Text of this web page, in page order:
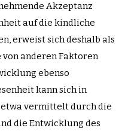
Akzeptanz
auf die kindliche
erweist sich deshalb als
anderen Faktoren
ebenso
kann sich in
vermittelt durch die
die Entwicklung des